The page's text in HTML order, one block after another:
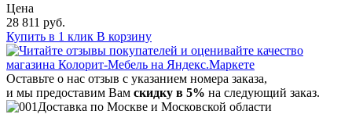
Цена
28 811 руб.
Купить в 1 клик В корзину
Оставьте о нас отзыв с указанием номера заказа,
и мы предоставим Вам скидку в 5% на следующий заказ.
Доставка по Москве и Московской области